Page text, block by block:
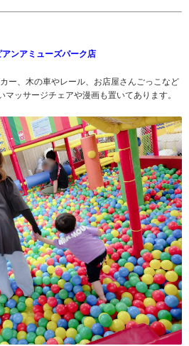
ンアミューズパーク店
ー、木の車やレール、お店屋さんごっこなど
ッサージチェアや漫画も置いてあります。